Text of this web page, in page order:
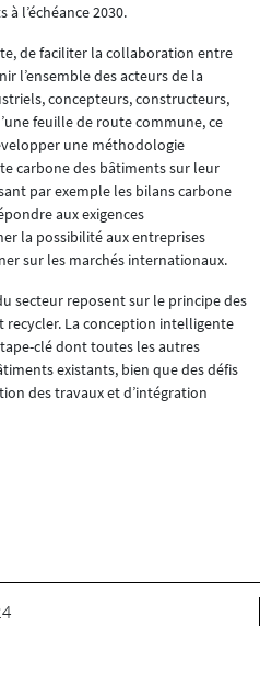
l’échéance 2030.
de faciliter la collaboration entre
l’ensemble des acteurs de la
concepteurs, constructeurs,
feuille de route commune, ce
une méthodologie
carbone des bâtiments sur leur
par exemple les bilans carbone
aux exigences
la possibilité aux entreprises
sur les marchés internationaux.
secteur reposent sur le principe des
recycler. La conception intelligente
clé dont toutes les autres
existants, bien que des défis
des travaux et d’intégration